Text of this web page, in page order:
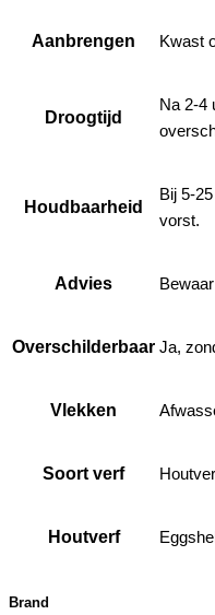
Aanbrengen Kwast
Droogtijd
Na 2-4
Houdbaarheid
Bij 5-
vorst.
Advies
Overschilderbaar Ja,
Vlekken
Soort verf
Houtverf
Brand